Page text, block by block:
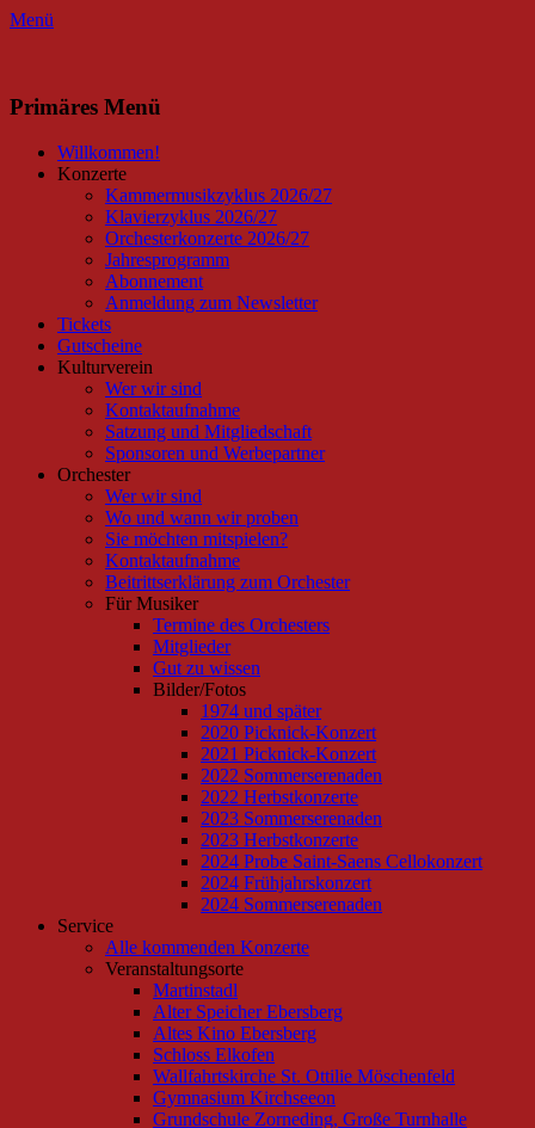
Menü
Primäres Menü
Zum
Inhalt
Willkommen!
Konzerte
Kammermusikzyklus 2026/27
Klavierzyklus 2026/27
Orchesterkonzerte 2026/27
Jahresprogramm
Abonnement
Anmeldung zum Newsletter
Tickets
Gutscheine
Kulturverein
Wer wir sind
Kontaktaufnahme
Satzung und Mitgliedschaft
Sponsoren und Werbepartner
Orchester
Wer wir sind
Wo und wann wir proben
Sie möchten mitspielen?
Kontaktaufnahme
Beitrittserklärung zum Orchester
Für Musiker
Termine des Orchesters
Mitglieder
Gut zu wissen
Bilder/Fotos
1974 und später
2020 Picknick-Konzert
2021 Picknick-Konzert
2022 Sommerserenaden
2022 Herbstkonzerte
2023 Sommerserenaden
2023 Herbstkonzerte
2024 Probe Saint-Saens Cellokonzert
2024 Frühjahrskonzert
2024 Sommerserenaden
Service
Alle kommenden Konzerte
Veranstaltungsorte
Martinstadl
Alter Speicher Ebersberg
Altes Kino Ebersberg
Schloss Elkofen
Wallfahrtskirche St. Ottilie Möschenfeld
Gymnasium Kirchseeon
Grundschule Zorneding, Große Turnhalle